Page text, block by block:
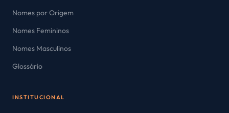
Nomes por Origem
Nomes Femininos
Nomes Masculinos
Glossário
INSTITUCIONAL